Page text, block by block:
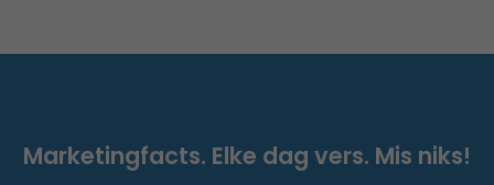
Marketingfacts. Elke dag vers. Mis niks!